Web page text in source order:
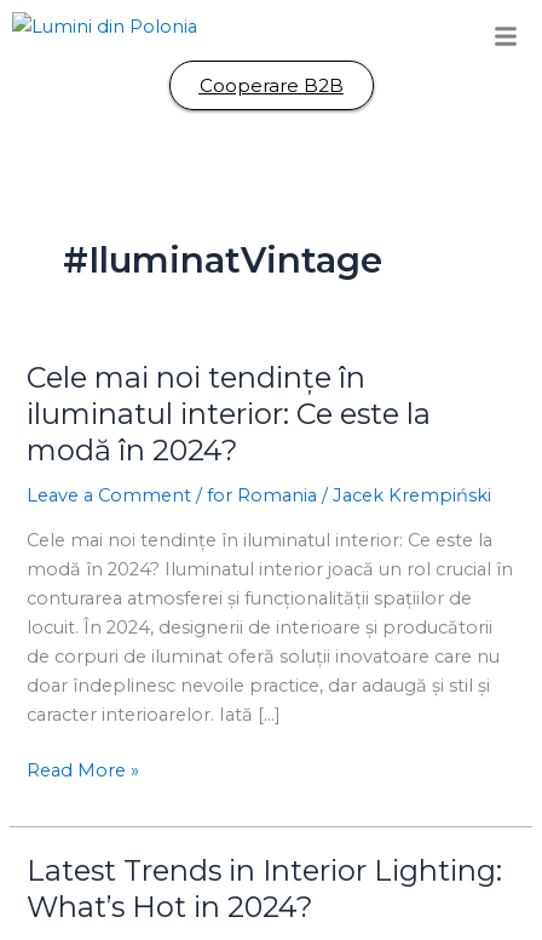
Skip
Cooperare B2B
#IluminatVintage
Cele mai noi tendințe în
iluminatul interior: Ce este la
modă în 2024?
Leave a Comment /for Romania /Jacek Krempiński
Cele mai noi tendințe în iluminatul interior: Ce este la
modă în 2024? Iluminatul interior joacă un rol crucial în
conturarea atmosferei și funcționalității spațiilor de
locuit. În 2024, designerii de interioare și producătorii
de corpuri de iluminat oferă soluții inovatoare care nu
doar îndeplinesc nevoile practice, dar adaugă și stil și
caracter interioarelor. Iată […]
Cele
mai
noi
tendințe
în
interior:
Ce
este
la
modă
în
2024?
Read More »
Latest Trends in Interior Lighting:
What’s Hot in 2024?
Latest
Trends